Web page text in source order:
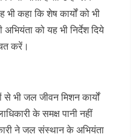
भी कहा कि शेष कार्यों को भी
को यह भी निर्देश दिये
करें।
से भी जल जीवन मिशन कार्यों
के समक्ष पानी नहीं
ने जल संस्थान के अभियंता